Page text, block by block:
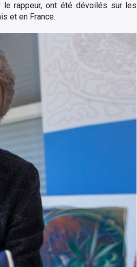
rappeur, ont été dévoilés sur les
et en France.